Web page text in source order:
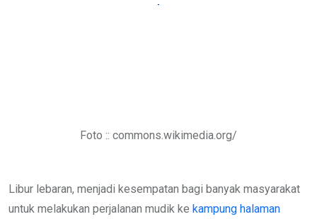
Foto :: commons.wikimedia.org/
Libur lebaran, menjadi kesempatan bagi banyak masyarakat
untuk melakukan perjalanan mudik ke kampung halaman